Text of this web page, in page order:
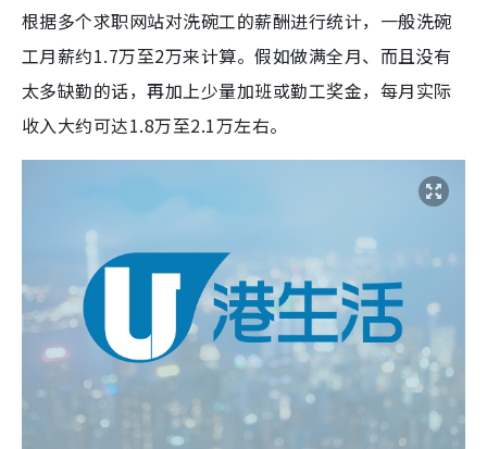
根据多个求职网站对洗碗工的薪酬进行统计，一般洗碗
工月薪约1.7万至2万来计算。假如做满全月、而且没有
太多缺勤的话，再加上少量加班或勤工奖金，每月实际
收入大约可达1.8万至2.1万左右。